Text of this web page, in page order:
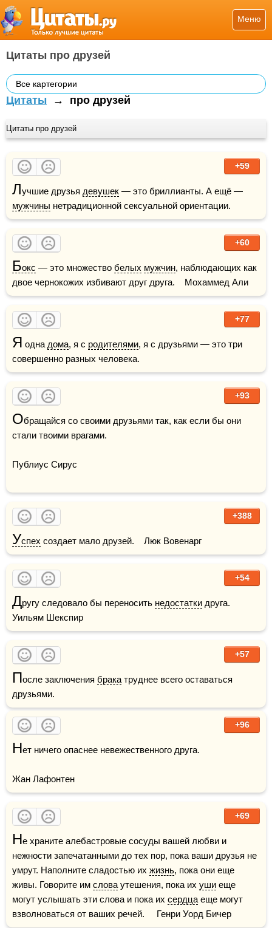
Меню
Цитаты про друзей
Все картегории
Цитаты → про друзей
Цитаты про друзей
+59
Лучшие друзья девушек
мужчины нетрадиционной сексуальной ориентации.
+60
Бокс — это множество белых мужчин, наблюдающих как
двое чернокожих избивают друг друга.    Мохаммед Али
+77
Я одна дома, я с родителями, я с друзьями — это три
совершенно разных человека.
+93
Обращайся со своими друзьями так, как если бы они
стали твоими врагами.
Публиус Сирус
+388
Успех создает мало друзей.    Люк Вовенарг
+54
Другу следовало бы переносить недостатки друга.
Уильям Шекспир
+57
После заключения брака труднее всего оставаться
друзьями.
+96
Нет ничего опаснее невежественного друга.
Жан Лафонтен
+69
Не храните алебастровые сосуды вашей любви и
нежности запечатанными до тех пор, пока ваши друзья не
умрут. Наполните сладостью их жизнь, пока они еще
живы. Говорите им слова утешения, пока их уши еще
могут услышать эти слова и пока их сердца еще могут
взволноваться от ваших речей.     Генри Уорд Бичер